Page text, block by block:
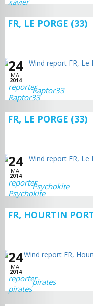
FR, LE PORGE (33)
24
MAI
2014
Raptor33
FR, LE PORGE (33)
24
MAI
2014
Psychokite
FR, HOURTIN
24
MAI
2014
pirates